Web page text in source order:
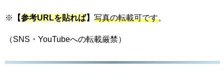
※ 【参考URLを貼れば】 写真の転載可です。
（SNS・YouTubeへの転載厳禁）